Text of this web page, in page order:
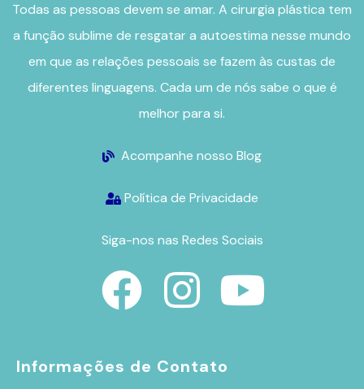
Todas as pessoas devem se amar. A cirurgia plástica tem
a função sublime de resgatar a autoestima nesse mundo
em que as relações pessoais se fazem às custas de
diferentes linguagens. Cada um de nós sabe o que é
melhor para si.
Acompanhe nosso Blog
Política de Privacidade
Siga-nos nas Redes Sociais
Informações de Contato